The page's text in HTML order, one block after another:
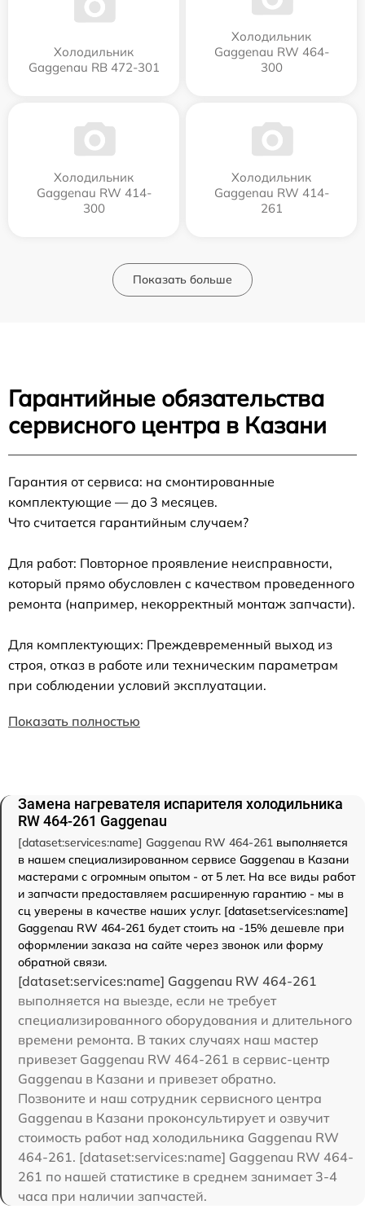
Холодильник
Gaggenau RB 472-301
Холодильник
Gaggenau RW 464-
300
Холодильник
Gaggenau RW 414-
300
Холодильник
Gaggenau RW 414-
261
Показать больше
Гарантийные обязательства
сервисного центра в Казани
Гарантия от сервиса: на смонтированные
комплектующие — до 3 месяцев.
Что считается гарантийным случаем?
Для работ: Повторное проявление неисправности,
который прямо обусловлен с качеством проведенного
ремонта (например, некорректный монтаж запчасти).
Для комплектующих: Преждевременный выход из
строя, отказ в работе или техническим параметрам
при соблюдении условий эксплуатации.
Показать полностью
Замена нагревателя испарителя холодильника
RW 464-261 Gaggenau
[dataset:services:name] Gaggenau RW 464-261 выполняется
в нашем специализированном сервисе Gaggenau в Казани
мастерами с огромным опытом - от 5 лет. На все виды работ
и запчасти предоставляем расширенную гарантию - мы в
сц уверены в качестве наших услуг. [dataset:services:name]
Gaggenau RW 464-261 будет стоить на -15% дешевле при
оформлении заказа на сайте через звонок или форму
обратной связи.
[dataset:services:name] Gaggenau RW 464-261
выполняется на выезде, если не требует
специализированного оборудования и длительного
времени ремонта. В таких случаях наш мастер
привезет Gaggenau RW 464-261 в сервис-центр
Gaggenau в Казани и привезет обратно.
Позвоните и наш сотрудник сервисного центра
Gaggenau в Казани проконсультирует и озвучит
стоимость работ над холодильника Gaggenau RW
464-261. [dataset:services:name] Gaggenau RW 464-
261 по нашей статистике в среднем занимает 3-4
часа при наличии запчастей.